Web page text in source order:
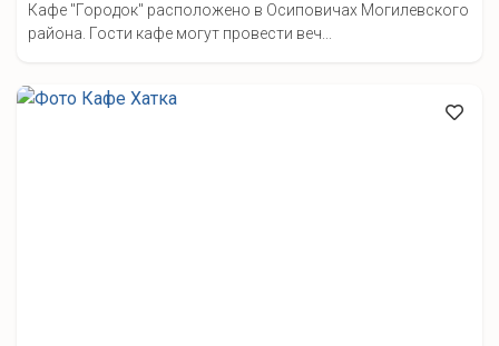
Кафе "Городок" расположено в Осиповичах Могилевского
района. Гости кафе могут провести веч...